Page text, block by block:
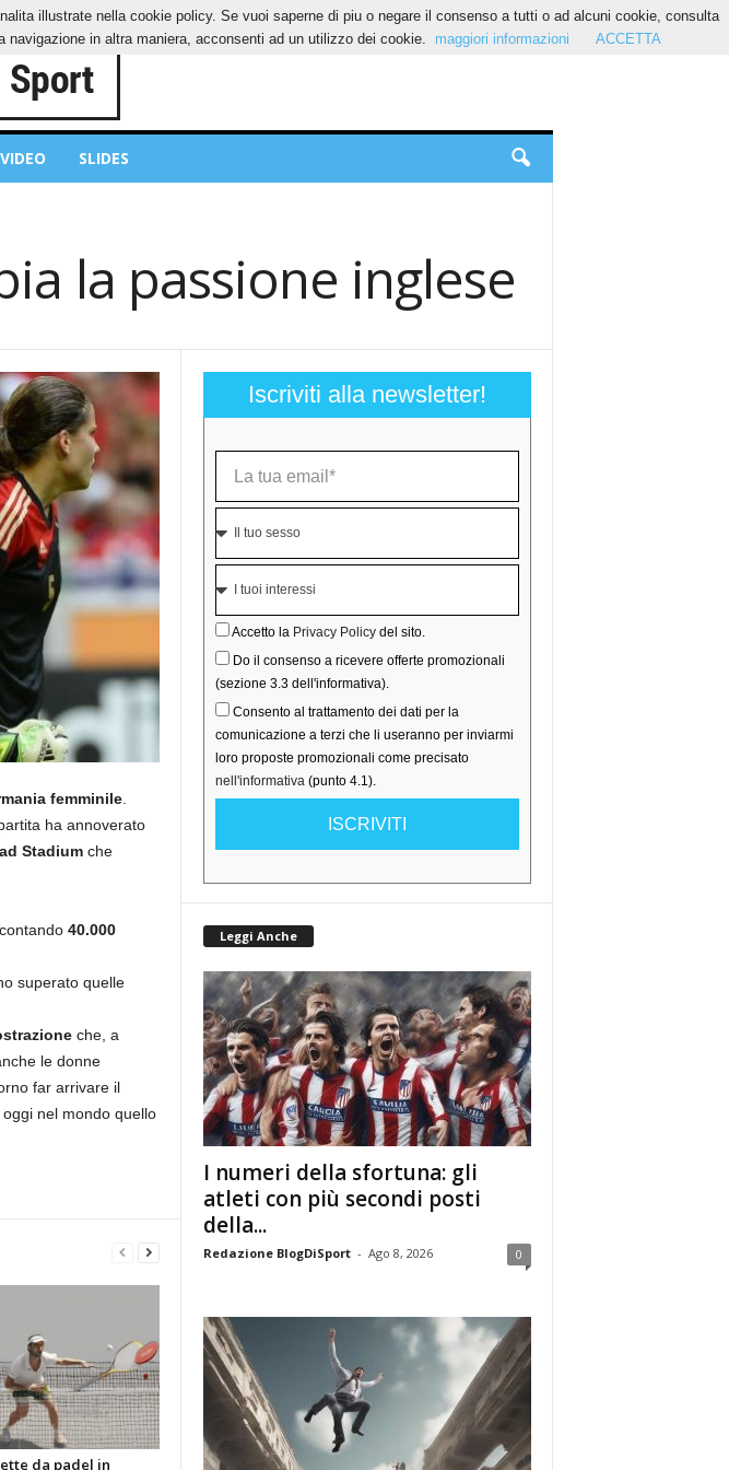
VIDEO SLIDES
la passione inglese
femminile.
ha annoverato
Stadium che
40.000
superato quelle
che, a
le donne
far arrivare il
nel mondo quello
da padel in
Iscriviti alla newsletter!
Accetto la Privacy Policydel sito.
Do il consenso a ricevere offerte promozionali
(sezione 3.3 dell'informativa).
Consento al trattamento dei dati per la
comunicazione a terzi che li useranno per inviarmi
loro proposte promozionali come precisato
nell'informativa(punto 4.1).
ISCRIVITI
Leggi Anche
I numeri della sfortuna: gli
atleti con più secondi posti
della...
Redazione BlogDiSport - Ago 8, 2026 0
illustrate nella cookie policy. Se vuoi saperne di piu o negare il consenso a tutti o ad alcuni cookie, consulta
navigazione in altra maniera, acconsenti ad un utilizzo dei cookie.
maggiori informazioni ACCETTA